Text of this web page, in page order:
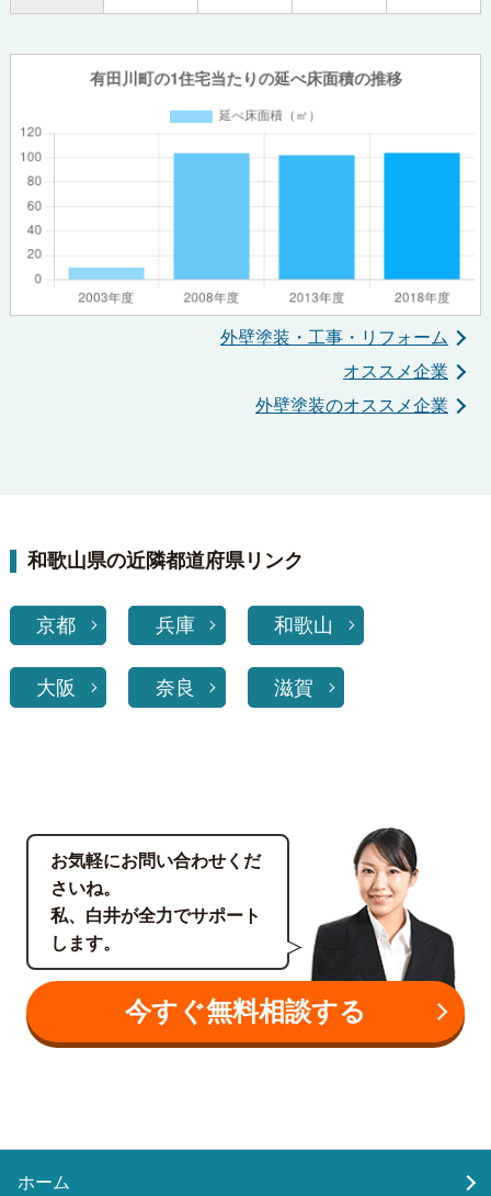
外壁塗装・工事・リフォーム
オススメ企業
外壁塗装のオススメ企業
和歌山県の近隣都道府県リンク
京都 兵庫 和歌山
大阪 奈良 滋賀
お気軽にお問い合わせくだ
さいね。
私、白井が全力でサポート
します。
今すぐ無料相談する
ホーム